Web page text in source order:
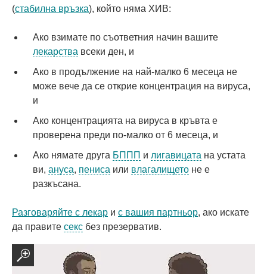
(стабилна връзка), който няма ХИВ:
Ако взимате по съответния начин вашите
лекарства всеки ден, и
Ако в продължение на най-малко 6 месеца не
може вече да се открие концентрация на вируса,
и
Ако концентрацията на вируса в кръвта е
проверена преди по-малко от 6 месеца, и
Ако нямате друга БППП и лигавицата на устата
ви, ануса, пениса или влагалището не е
разкъсана.
Разговаряйте с лекар и с вашия партньор, ако искате
да правите секс без презерватив.